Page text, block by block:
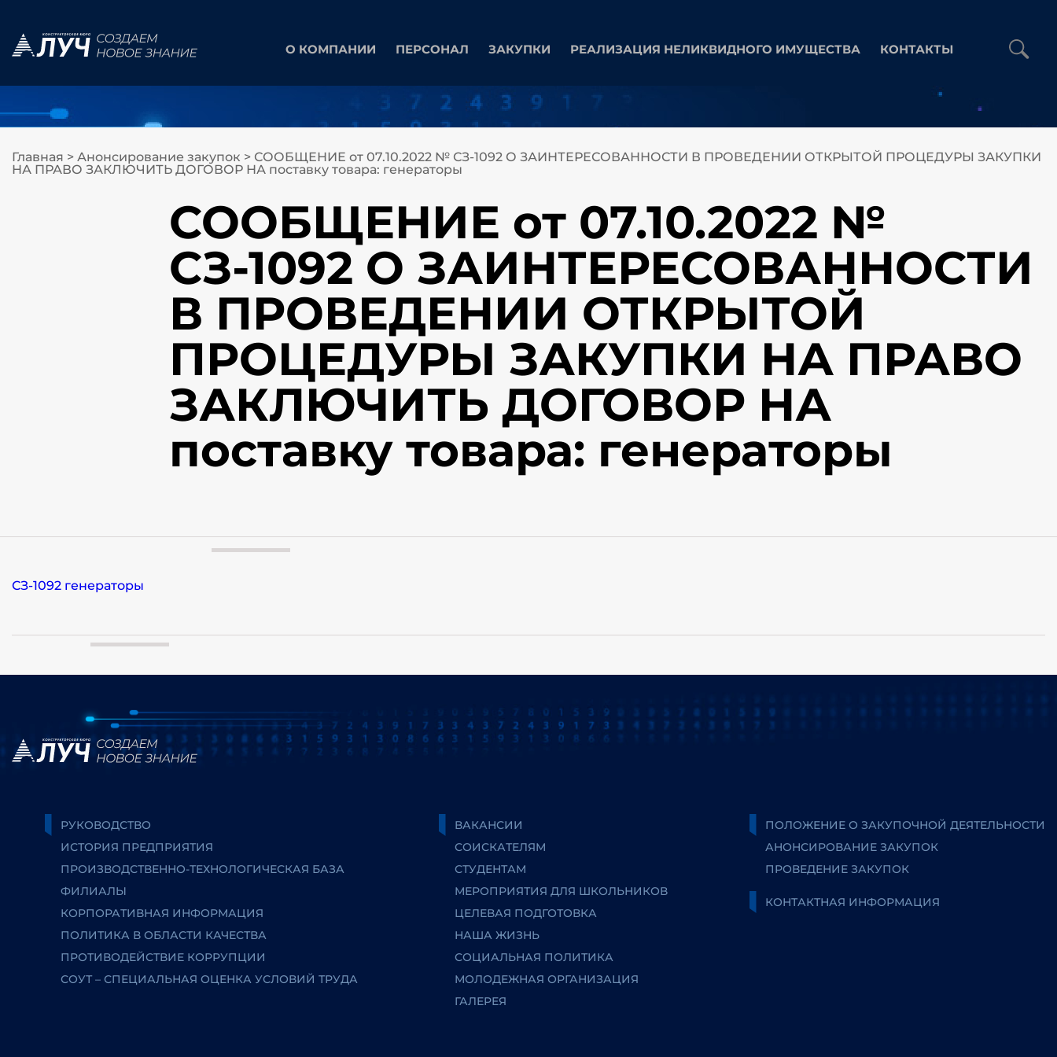
О КОМПАНИИ ПЕРСОНАЛ ЗАКУПКИ РЕАЛИЗАЦИЯ НЕЛИКВИДНОГО ИМУЩЕСТВА КОНТАКТЫ
Главная > Анонсирование закупок > СООБЩЕНИЕ от 07.10.2022 № СЗ-1092 О ЗАИНТЕРЕСОВАННОСТИ В ПРОВЕДЕНИИ ОТКРЫТОЙ ПРОЦЕДУРЫ ЗАКУПКИ
НА ПРАВО ЗАКЛЮЧИТЬ ДОГОВОР НА поставку товара: генераторы
СООБЩЕНИЕ от 07.10.2022 №
СЗ-1092 О ЗАИНТЕРЕСОВАННОСТИ
В ПРОВЕДЕНИИ ОТКРЫТОЙ
ПРОЦЕДУРЫ ЗАКУПКИ НА ПРАВО
ЗАКЛЮЧИТЬ ДОГОВОР НА
поставку товара: генераторы
СЗ-1092 генераторы
РУКОВОДСТВО
ИСТОРИЯ ПРЕДПРИЯТИЯ
ПРОИЗВОДСТВЕННО-ТЕХНОЛОГИЧЕСКАЯ БАЗА
ФИЛИАЛЫ
КОРПОРАТИВНАЯ ИНФОРМАЦИЯ
ПОЛИТИКА В ОБЛАСТИ КАЧЕСТВА
ПРОТИВОДЕЙСТВИЕ КОРРУПЦИИ
СОУТ – СПЕЦИАЛЬНАЯ ОЦЕНКА УСЛОВИЙ ТРУДА
ВАКАНСИИ
СОИСКАТЕЛЯМ
СТУДЕНТАМ
МЕРОПРИЯТИЯ ДЛЯ ШКОЛЬНИКОВ
ЦЕЛЕВАЯ ПОДГОТОВКА
НАША ЖИЗНЬ
СОЦИАЛЬНАЯ ПОЛИТИКА
МОЛОДЕЖНАЯ ОРГАНИЗАЦИЯ
ГАЛЕРЕЯ
ПОЛОЖЕНИЕ О ЗАКУПОЧНОЙ ДЕЯТЕЛЬНОСТИ
АНОНСИРОВАНИЕ ЗАКУПОК
ПРОВЕДЕНИЕ ЗАКУПОК
КОНТАКТНАЯ ИНФОРМАЦИЯ